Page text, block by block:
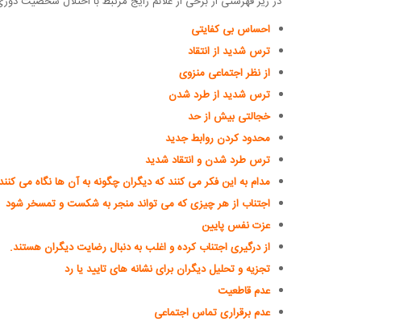
احساس بی کفایتی
ترس شدید از انتقاد
از نظر اجتماعی منزوی
ترس شدید از طرد شدن
خجالتی بیش از حد
محدود کردن روابط جدید
ترس طرد شدن و انتقاد شدید
مدام به این فکر می کنند که دیگران چگونه به آن ها نگاه می
اجتناب از هر چیزی که می تواند منجر به شکست و تمسخر شود
عزت نفس پایین
از درگیری اجتناب کرده و اغلب به دنبال رضایت دیگران هستند.
تجزیه و تحلیل دیگران برای نشانه های تایید یا رد
عدم قاطعیت
عدم برقراری تماس اجتماعی